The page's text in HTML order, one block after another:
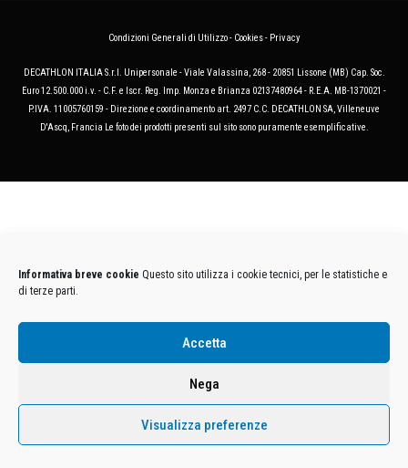
Informativa breve cookie Questo sito utilizza i cookie tecnici, per le statistiche e
di terze parti.
Accetta
Nega
Visualizza preferenze
Condizioni Generali di Utilizzo- Cookies- Privacy
DECATHLON ITALIA S.r.l. Unipersonale - Viale Valassina, 268 - 20851 Lissone (MB) Cap. Soc.
Euro 12.500.000 i.v. - C.F. e Iscr. Reg. Imp. Monza e Brianza 02137480964 - R.E.A. MB-1370021 -
P.IVA. 11005760159 - Direzione e coordinamento art. 2497 C.C. DECATHLON SA, Villeneuve
D'Ascq, Francia Le foto dei prodotti presenti sul sito sono puramente esemplificative.